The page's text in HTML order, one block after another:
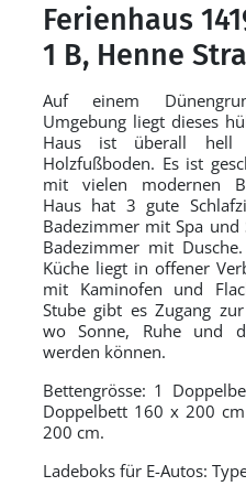
Ferienhaus
1 B, Henne
Auf einem
Umgebung liegt dieses
Haus ist überall hell
Holzfußboden. Es ist
mit vielen modernen
Haus hat 3 gute
Badezimmer mit Spa
Badezimmer mit
Küche liegt in offener
mit Kaminofen und
Stube gibt es Zugang
wo Sonne, Ruhe und
werden können.
Bettengrösse: 1
Doppelbett 160 x 200
200 cm.
Ladeboks für E-Autos: